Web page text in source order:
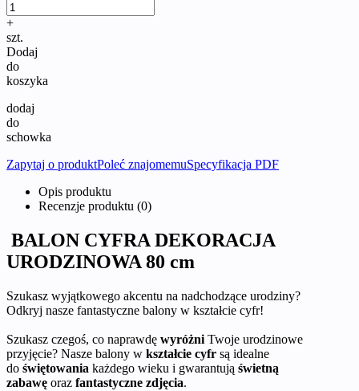
+
szt.
Dodaj
do
koszyka
dodaj
do
schowka
Zapytaj o produktPoleć znajomemuSpecyfikacja PDF
Opis produktu
Recenzje produktu (0)
BALON CYFRA DEKORACJA
URODZINOWA 80 cm
Szukasz wyjątkowego akcentu na nadchodzące urodziny?
Odkryj nasze fantastyczne balony w kształcie cyfr!
Szukasz czegoś, co naprawdę wyróżni Twoje urodzinowe
przyjęcie? Nasze balony w kształcie cyfr są idealne
do świętowania każdego wieku i gwarantują świetną
zabawę oraz fantastyczne zdjęcia.